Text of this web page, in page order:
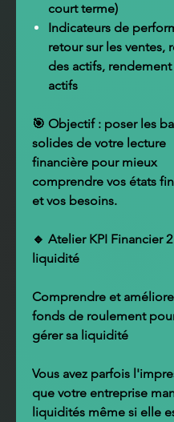
court terme)
Indicateurs de
retour sur les ventes,
des actifs,
actifs
🎯 Objectif : poser les
solides de votre lecture
financière pour mieux
comprendre vos états
et vos besoins.
🔹 Atelier KPI Financier 2
liquidité
Comprendre et
fonds de roulement
gérer sa liquidité
Vous avez parfois
que votre entreprise
liquidités même si elle